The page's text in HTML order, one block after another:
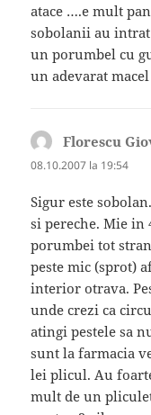
atace ….e mult
sobolanii au
un porumbel cu
un adevarat
Florescu
08.10.2007 la 19:54
Sigur este
si pereche. Mie in
porumbei tot
peste mic (sprot)
interior otrava.
unde crezi ca
atingi pestele sa
sunt la farmacia
lei plicul. Au
mult de un